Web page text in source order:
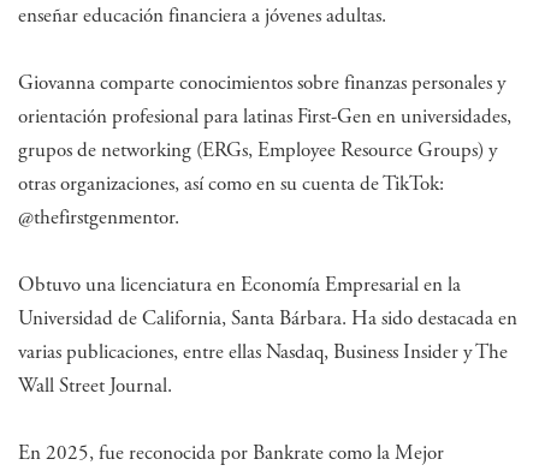
enseñar educación financiera a jóvenes adultas.
Giovanna comparte conocimientos sobre finanzas personales y
orientación profesional para latinas First-Gen en universidades,
grupos de networking (ERGs, Employee Resource Groups) y
otras organizaciones, así como en su cuenta de TikTok:
@thefirstgenmentor.
Obtuvo una licenciatura en Economía Empresarial en la
Universidad de California, Santa Bárbara. Ha sido destacada en
varias publicaciones, entre ellas Nasdaq, Business Insider y The
Wall Street Journal.
En 2025, fue reconocida por Bankrate como la Mejor